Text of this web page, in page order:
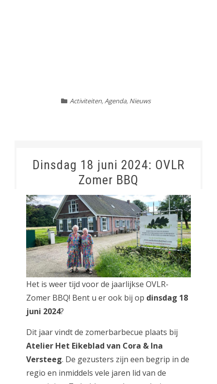
Activiteiten,Agenda, Nieuws
Dinsdag 18 juni 2024: OVLR
Zomer BBQ
Het is weer tijd voor de jaarlijkse OVLR-
Zomer BBQ! Bent u er ook bij op dinsdag 18
juni 2024?
Dit jaar vindt de zomerbarbecue plaats bij
Atelier Het Eikeblad van Cora & Ina
Versteeg. De gezusters zijn een begrip in de
regio en inmiddels vele jaren lid van de